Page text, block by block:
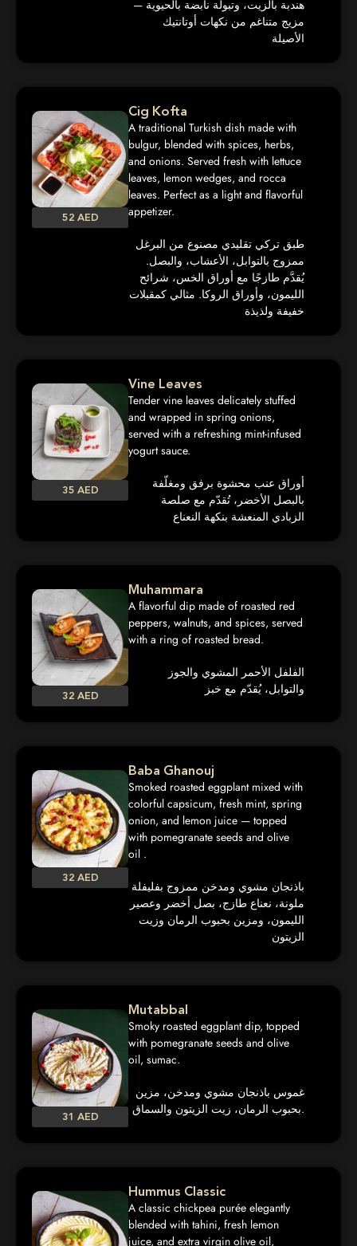
هندبة بالزيت، وتبولة نابضة بالحيوية —
مزيج متناغم من نكهات أوتانتيك
الأصيلة
52 AED
Cig Kofta
A traditional Turkish dish made with
bulgur, blended with spices, herbs,
and onions. Served fresh with lettuce
leaves, lemon wedges, and rocca
leaves. Perfect as a light and flavorful
appetizer.
طبق تركي تقليدي مصنوع من البرغل
ممزوج بالتوابل، الأعشاب، والبصل.
يُقدَّم طازجًا مع أوراق الخس، شرائح
الليمون، وأوراق الروكا. مثالي كمقبلات
خفيفة ولذيذة
35 AED
Vine Leaves
Tender vine leaves delicately stuffed
and wrapped in spring onions,
served with a refreshing mint-infused
yogurt sauce.
أوراق عنب محشوة برفق ومغلّفة
بالبصل الأخضر، تُقدّم مع صلصة
الزبادي المنعشة بنكهة النعناع
32 AED
Muhammara
A flavorful dip made of roasted red
peppers, walnuts, and spices, served
with a ring of roasted bread.
الفلفل الأحمر المشوي والجوز
والتوابل، يُقدّم مع خبز
32 AED
Baba Ghanouj
Smoked roasted eggplant mixed with
colorful capsicum, fresh mint, spring
onion, and lemon juice — topped
with pomegranate seeds and olive
oil .
باذنجان مشوي ومدخن ممزوج بفليفلة
ملونة، نعناع طازج، بصل أخضر وعصير
الليمون، ومزين بحبوب الرمان وزيت
الزيتون
31 AED
Mutabbal
Smoky roasted eggplant dip, topped
with pomegranate seeds and olive
oil, sumac.
غموس باذنجان مشوي ومدخن، مزين
بحبوب الرمان، زيت الزيتون والسماق.
Hummus Classic
A classic chickpea purée elegantly
blended with tahini, fresh lemon
juice, and extra virgin olive oil,